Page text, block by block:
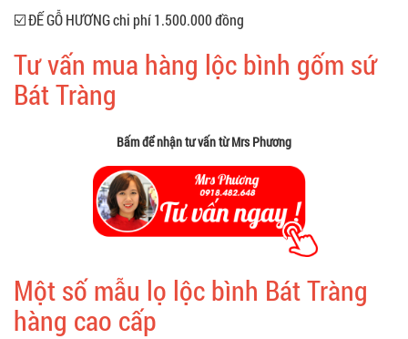
☑️ ĐẾ GỖ HƯƠNG chi phí 1.500.000 đồng
Tư vấn mua hàng lộc bình gốm sứ
Bát Tràng
Bấm để nhận tư vấn từ Mrs Phương
Một số mẫu lọ lộc bình Bát Tràng
hàng cao cấp